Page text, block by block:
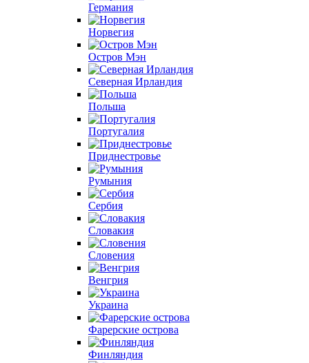
Германия
Норвегия
Остров Мэн
Северная Ирландия
Польша
Португалия
Приднестровье
Румыния
Сербия
Словакия
Словения
Венгрия
Украина
Фарерские острова
Финляндия